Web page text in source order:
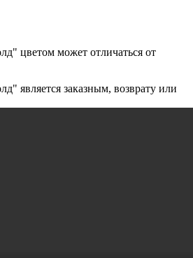
цветом может отличаться от
является заказным, возврату или